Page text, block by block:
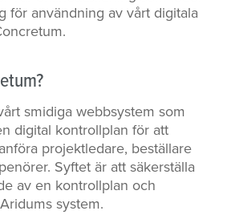
för användning av vårt digitala
smidiga webbsystem som
digital kontrollplan för att
projektledare, beställare
Syftet är att säkerställa
av en kontrollplan och
system.